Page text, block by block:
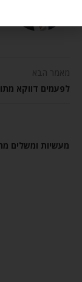
מאמר הבא
מעשיות ומשלים